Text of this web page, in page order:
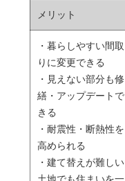
メリット
・暮らしやすい間取
りに変更できる
・見えない部分も修
繕・アップデートで
きる
・耐震性・断熱性を
高められる
・建て替えが難しい
土地でも住まいを一